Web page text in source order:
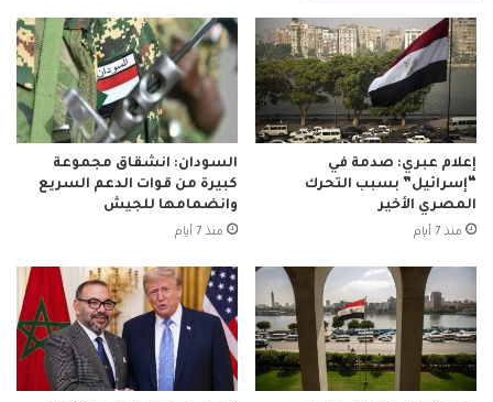
إعلام عبري: صدمة في
“إسرائيل” بسبب التحرك
المصري الأخير
منذ 7 أيام
السودان: انشقاق مجموعة
كبيرة من قوات الدعم السريع
وانضمامها للجيش
منذ 7 أيام